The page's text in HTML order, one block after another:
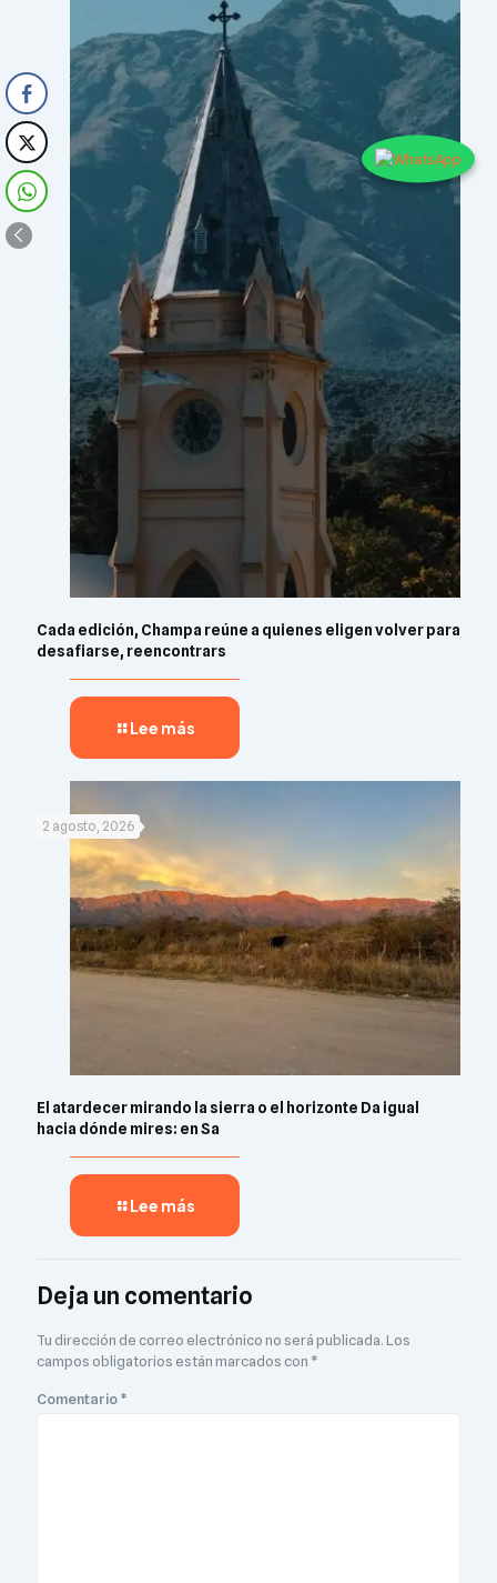
Cada edición, Champa reúne a quienes eligen volver para
desafiarse, reencontrars
Lee más
2 agosto, 2026
El atardecer mirando la sierra o el horizonte Da igual
hacia dónde mires: en Sa
Lee más
Deja un comentario
Tu dirección de correo electrónico no será publicada.Los
campos obligatorios están marcados con *
Comentario*